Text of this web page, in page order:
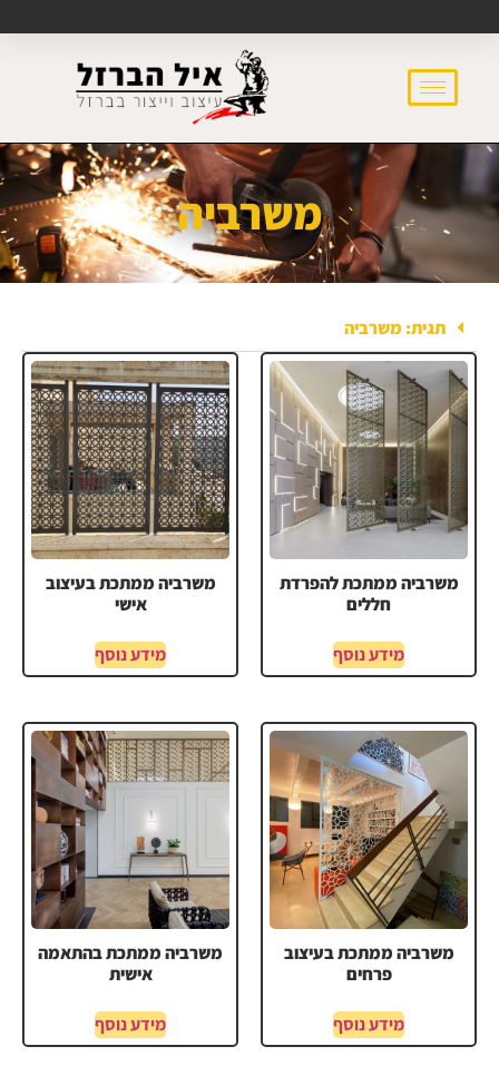
משרביה
תגית: משרביה
משרביה ממתכת להפרדת
חללים
מידע נוסף
משרביה ממתכת בעיצוב
אישי
מידע נוסף
משרביה ממתכת בעיצוב
פרחים
מידע נוסף
משרביה ממתכת בהתאמה
אישית
מידע נוסף